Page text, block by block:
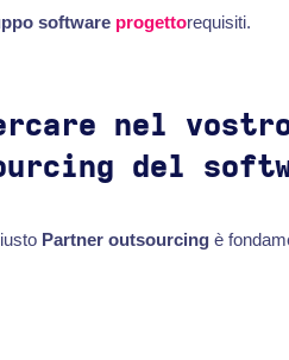
software progettorequisiti.
nel
del
Partner outsourcingè